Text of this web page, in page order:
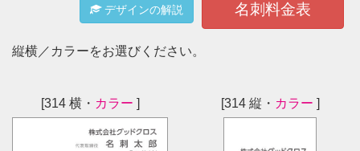
デザインの解説 名刺料金表
縦横／カラーをお選びください。
[314 横・ カラー ] [314 縦・ カラー ]